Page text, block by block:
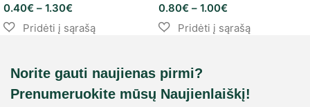
0.40€ – 1.30€ 0.80€ – 1.00€
Norite gauti naujienas pirmi?
Prenumeruokite mūsų Naujienlaiškį!